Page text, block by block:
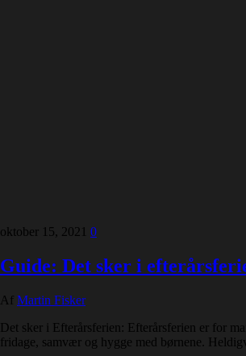
oktober 15, 2021 0
Guide: Det sker i
Af Martin Fisker
Det sker i Efterårsferien: Efterårsferien er for
fridage, samvær og hygge med børnene.